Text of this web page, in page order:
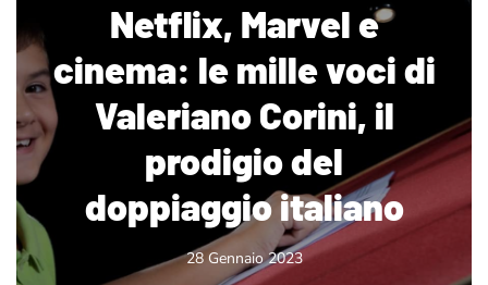
Netflix, Marvel e
cinema: le mille voci di
Valeriano Corini, il
prodigio del
doppiaggio italiano
28 Gennaio 2023